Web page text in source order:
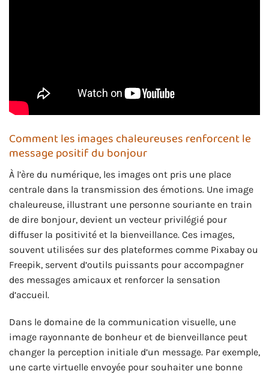
Comment les images chaleureuses renforcent le
message positif du bonjour
À l’ère du numérique, les images ont pris une place
centrale dans la transmission des émotions. Une image
chaleureuse, illustrant une personne souriante en train
de dire bonjour, devient un vecteur privilégié pour
diffuser la positivité et la bienveillance. Ces images,
souvent utilisées sur des plateformes comme Pixabay ou
Freepik, servent d’outils puissants pour accompagner
des messages amicaux et renforcer la sensation
d’accueil.
Dans le domaine de la communication visuelle, une
image rayonnante de bonheur et de bienveillance peut
changer la perception initiale d’un message. Par exemple,
une carte virtuelle envoyée pour souhaiter une bonne